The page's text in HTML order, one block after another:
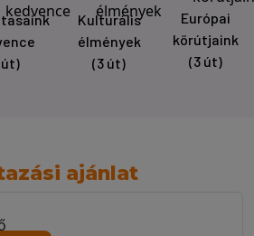
út)
Kulturális
élmények
(3 út)
Európai
körútjaink
(3 út)
ajánlat